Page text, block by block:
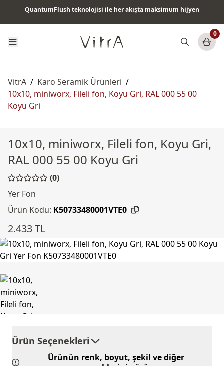
QuantumFlush teknolojisi ile her akışta maksimum hijyen
0
VitrA / Karo Seramik Ürünleri /
10x10, miniworx, Fileli fon, Koyu Gri, RAL 000 55 00
Koyu Gri
10x10, miniworx, Fileli fon, Koyu Gri,
RAL 000 55 00 Koyu Gri
(0)
Yer Fon
Ürün Kodu: K50733480001VTE0
2.433 TL
Ürün Seçenekleri
Ürünün renk, boyut, şekil ve diğer